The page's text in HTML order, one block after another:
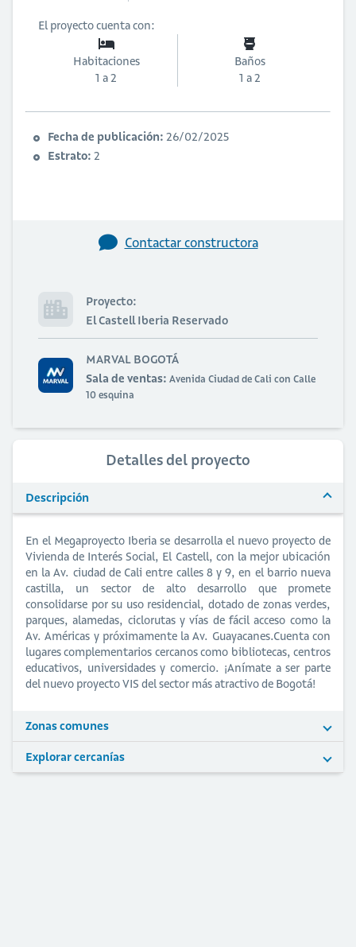
El proyecto cuenta con:
Habitaciones
1 a 2
Baños
1 a 2
Fecha de publicación: 26/02/2025
Estrato: 2
Contactar constructora
Proyecto:
El Castell Iberia Reservado
MARVAL BOGOTÁ
Sala de ventas: Avenida Ciudad de Cali con Calle
10 esquina
Detalles del proyecto
Descripción
En el Megaproyecto Iberia se desarrolla el nuevo proyecto de
Vivienda de Interés Social, El Castell, con la mejor ubicación
en la Av. ciudad de Cali entre calles 8 y 9, en el barrio nueva
castilla, un sector de alto desarrollo que promete
consolidarse por su uso residencial, dotado de zonas verdes,
parques, alamedas, ciclorutas y vías de fácil acceso como la
Av. Américas y próximamente la Av. Guayacanes.Cuenta con
lugares complementarios cercanos como bibliotecas, centros
educativos, universidades y comercio. ¡Anímate a ser parte
del nuevo proyecto VIS del sector más atractivo de Bogotá!
Zonas comunes
Explorar cercanías